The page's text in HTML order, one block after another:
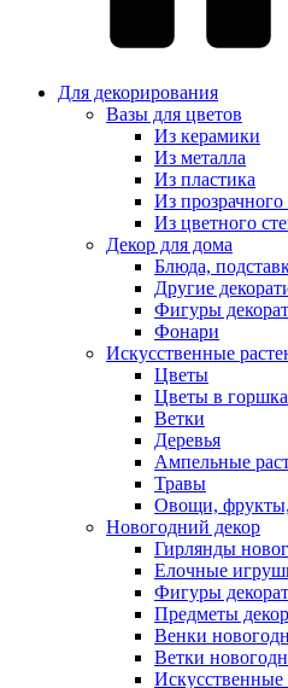
Для декорирования
Вазы для цветов
Из керамики
Из металла
Из пластика
Из прозрачного
Из цветного
Декор для дома
Блюда,
Другие
Фигуры
Фонари
Искусственные
Цветы
Цветы в
Ветки
Деревья
Ампельные
Травы
Овощи,
Новогодний декор
Гирлянды
Елочные
Фигуры
Предметы
Венки
Ветки
Искусственные